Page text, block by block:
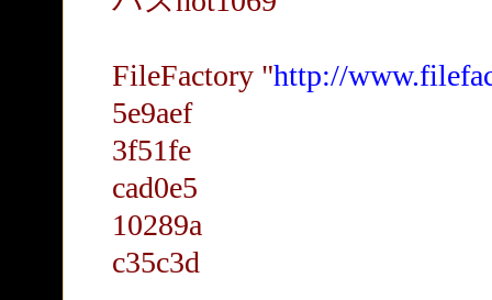
FileFactory "http://
5e9aef
3f51fe
cad0e5
10289a
c35c3d